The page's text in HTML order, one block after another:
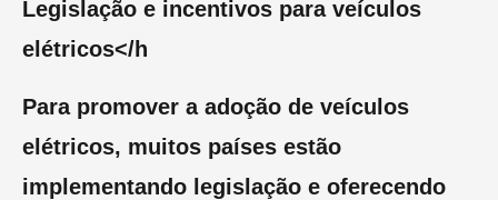
Legislação e incentivos para veículos
elétricos</h
Para promover a adoção de veículos
elétricos, muitos países estão
implementando legislação e oferecendo